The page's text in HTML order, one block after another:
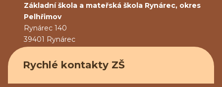
Základní škola a mateřská škola Rynárec, okres
Pelhřimov
Rynárec 140
39401 Rynárec
Rychlé kontakty ZŠ